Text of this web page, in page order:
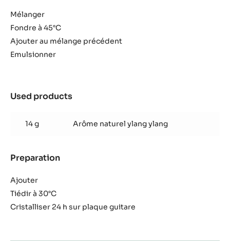
Ylang
Mélanger
Fondre à 45°C
Ajouter au mélange précédent
Emulsionner
Used products
Ylang
Ylang
14 g Arôme naturel ylang ylang
Preparation
Ajouter
Tiédir à 30°C
Cristalliser 24 h sur plaque guitare